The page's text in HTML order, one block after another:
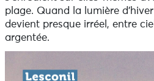
plage. Quand la lumière
devient presque irréel, entre
argentée.